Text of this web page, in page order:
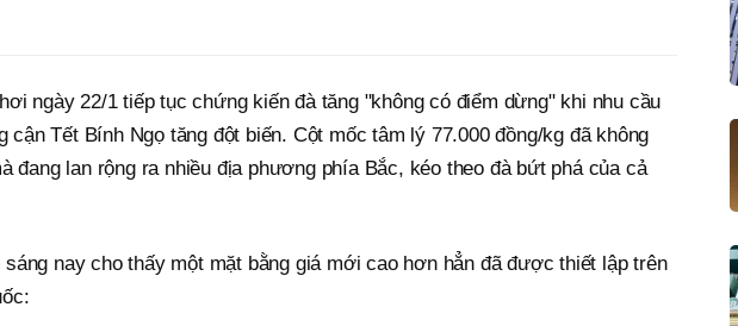
ngày 22/1 tiếp tục chứng kiến đà tăng "không có điểm dừng" khi nhu cầu
cận Tết Bính Ngọ tăng đột biến. Cột mốc tâm lý 77.000 đồng/kg đã không
đang lan rộng ra nhiều địa phương phía Bắc, kéo theo đà bứt phá của cả
sáng nay cho thấy một mặt bằng giá mới cao hơn hẳn đã được thiết lập trên